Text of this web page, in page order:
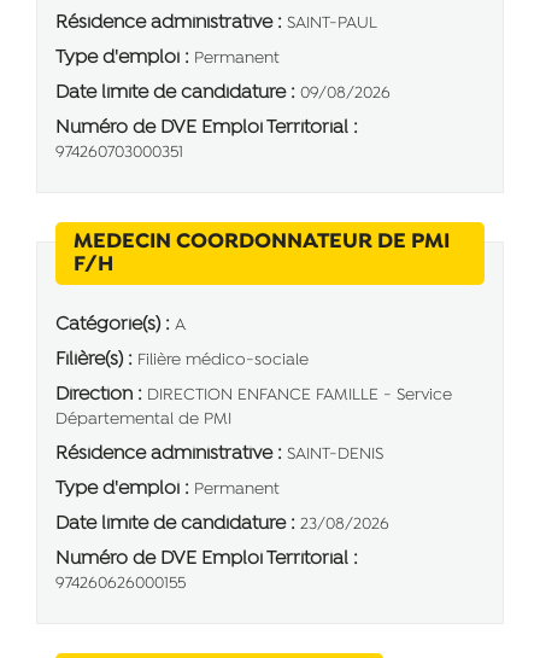
Résidence administrative : SAINT-PAUL
Type d'emploi : Permanent
Date limite de candidature : 09/08/2026
Numéro de DVE Emploi Territorial :
974260703000351
MEDECIN COORDONNATEUR DE PMI
F/H
Catégorie(s) : A
Filière(s) : Filière médico-sociale
Direction : DIRECTION ENFANCE FAMILLE - Service
Départemental de PMI
Résidence administrative : SAINT-DENIS
Type d'emploi : Permanent
Date limite de candidature : 23/08/2026
Numéro de DVE Emploi Territorial :
974260626000155